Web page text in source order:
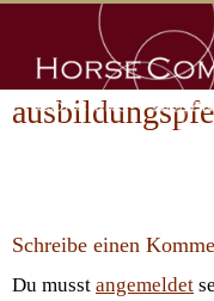
springen
Schreibe einen
Du musst angemeldet